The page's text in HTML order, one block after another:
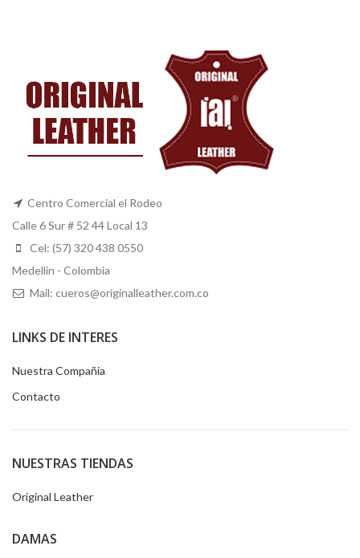
Centro Comercial el Rodeo
Calle 6 Sur # 52 44 Local 13
Cel: (57) 320 438 0550
Medellin - Colombia
Mail: cueros@originalleather.com.co
LINKS DE INTERES
Nuestra Compañia
Contacto
NUESTRAS TIENDAS
Original Leather
DAMAS